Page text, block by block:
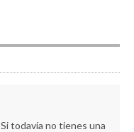
Si todavía no tienes una